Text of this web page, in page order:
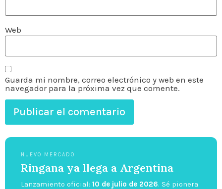
Web
Guarda mi nombre, correo electrónico y web en este
navegador para la próxima vez que comente.
NUEVO MERCADO
Ringana ya llega a Argentina
Lanzamiento oficial: 10 de julio de 2026. Sé pionera